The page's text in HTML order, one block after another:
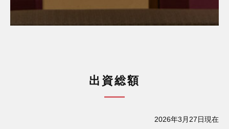
出資総額
2026年3月27日現在